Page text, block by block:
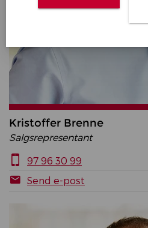
Kristoffer Brenne
Salgsrepresentant
97 96 30 99
Send e-post